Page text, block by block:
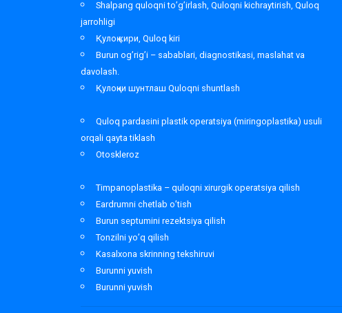
Shalpang quloqni to’g’irlash, Quloqni kichraytirish, Quloq
jarrohligi
Қулоқ кири, Quloq kiri
Burun og’rig’i – sabablari, diagnostikasi, maslahat va
davolash.
Қулоқни шунтлаш Quloqni shuntlash
Quloq pardasini plastik operatsiya (miringoplastika) usuli
orqali qayta tiklash
Otoskleroz
Timpanoplastika – quloqni xirurgik operatsiya qilish
Eardrumni chetlab o’tish
Burun septumini rezektsiya qilish
Tonzilni yo’q qilish
Kasalxona skrinning tekshiruvi
Burunni yuvish
Burunni yuvish